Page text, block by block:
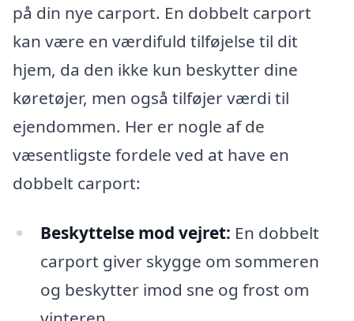
på din nye carport. En dobbelt carport
kan være en værdifuld tilføjelse til dit
hjem, da den ikke kun beskytter dine
køretøjer, men også tilføjer værdi til
ejendommen. Her er nogle af de
væsentligste fordele ved at have en
dobbelt carport:
Beskyttelse mod vejret: En dobbelt
carport giver skygge om sommeren
og beskytter imod sne og frost om